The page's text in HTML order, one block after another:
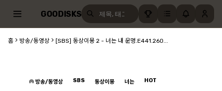
GOODISKS
홈 방송/동영상 [SBS] 동상이몽 2 - 너는 내 운명.E441.260...
방송/동영상 SBS 동상이몽 너는 HOT